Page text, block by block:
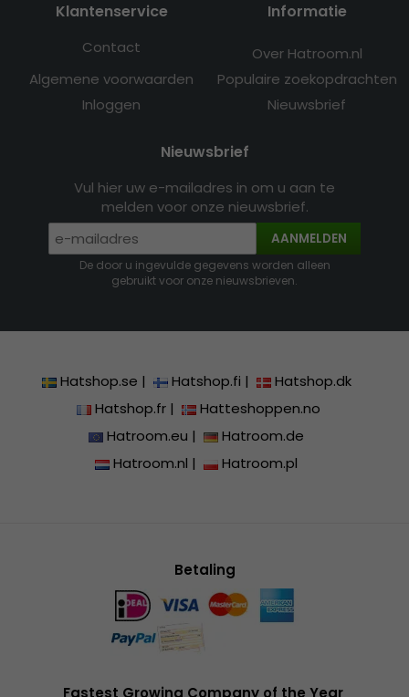
Klantenservice
Contact
Algemene voorwaarden
Inloggen
Informatie
Over Hatroom.nl
Populaire zoekopdrachten
Nieuwsbrief
Nieuwsbrief
Vul hier uw e-mailadres in om u aan te
melden voor onze nieuwsbrief.
AANMELDEN
De door u ingevulde gegevens worden alleen
gebruikt voor onze nieuwsbrieven.
Hatshop.se | Hatshop.fi |
Hatshop.dk
Hatshop.fr|
Hatteshoppen.no
Hatroom.eu |
Hatroom.de
Hatroom.nl | Hatroom.pl
Betaling
Fastest Growing Company of the Year